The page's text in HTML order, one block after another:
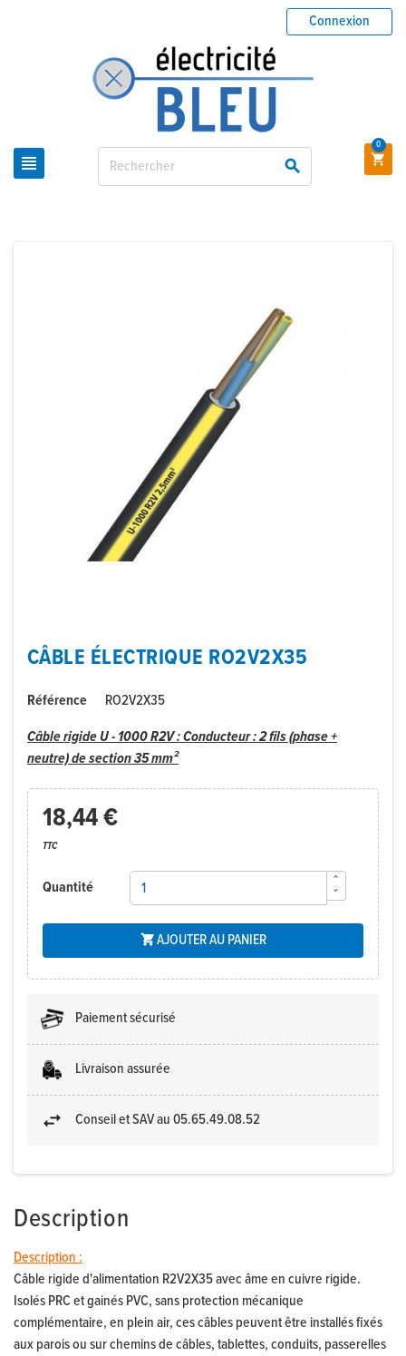
 
Connexion

0
CÂBLE ÉLECTRIQUE RO2V2X35
Référence
RO2V2X35
Câble rigide U - 1000 R2V : Conducteur : 2 fils (phase +
neutre) de section 35 mm²
18,44 €
TTC
Quantité
AJOUTER AU PANIER
Paiement sécurisé
Livraison assurée
Conseil et SAV au 05.65.49.08.52
Description
Description :
Câble rigide d'alimentation R2V2X35 avec âme en cuivre rigide.
Isolés PRC et gainés PVC, sans protection mécanique
complémentaire, en plein air, ces câbles peuvent être installés fixés
aux parois ou sur chemins de câbles, tablettes, conduits, passerelles